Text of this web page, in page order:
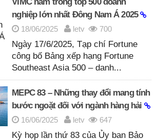
nghiệp lớn nhất Đông Nam Á 2025
18/06/2025 letv 700
Ngày 17/6/2025, Tạp chí Fortune
công bố Bảng xếp hạng Fortune
Southeast Asia 500 – danh...
MEPC 83 – Những thay đổi mang tính
bước ngoặt đối với ngành hàng hải
16/06/2025 letv 647
Kỳ họp lần thứ 83 của Ủy ban Bảo